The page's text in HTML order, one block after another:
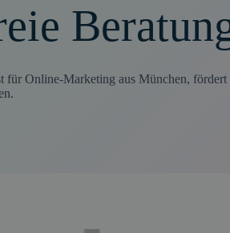
für Online-Marketing aus München,